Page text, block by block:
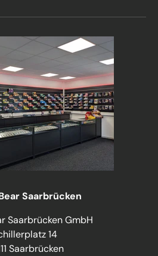
Saarbrücken
Saarbrücken GmbH
14
Saarbrücken